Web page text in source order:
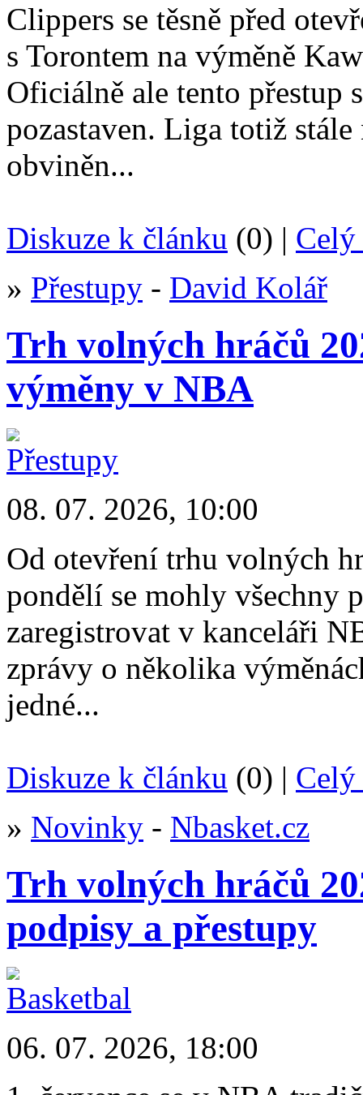
Clippers se těsně před
s Torontem na výměně
Oficiálně ale tento přestup
pozastaven. Liga totiž
obviněn...
Diskuze k článku (0) | Celý
» Přestupy - David Kolář
Trh volných hráčů
výměny v NBA
08. 07. 2026, 10:00
Od otevření trhu volných
pondělí se mohly všechny
zaregistrovat v kanceláři
zprávy o několika
jedné...
Diskuze k článku (0) | Celý
» Novinky - Nbasket.cz
Trh volných hráčů
podpisy a přestupy
06. 07. 2026, 18:00